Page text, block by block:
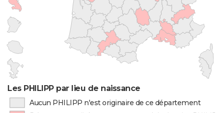
Les PHILIPP par lieu de naissance
Aucun PHILIPP n'est originaire de ce département